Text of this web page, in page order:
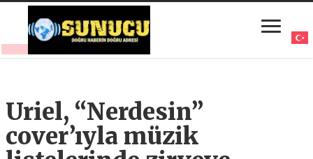
Uriel, “Nerdesin”
cover’ıyla müzik